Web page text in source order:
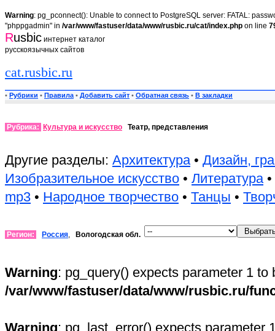
Warning: pg_pconnect(): Unable to connect to PostgreSQL server: FATAL:
"phppgadmin" in /var/www/fastuser/data/www/rusbic.ru/cat/index.php on line
Rusbic интернет каталог
русскоязычных сайтов
cat.rusbic.ru
• Рубрики • Правила • Добавить сайт • Обратная связь • В закладки
Рубрика: Культура и искусство Театр, представления
Другие разделы: Архитектура• Дизайн,
Изобразительное искусство • Литература•
mp3 • Народное творчество • Танцы •
Регион: Россия, Вологодская обл.
Warning: pg_query() expects parameter 1
/var/www/fastuser/data/www/rusbic.ru/
Warning: pg_last_error() expects parameter